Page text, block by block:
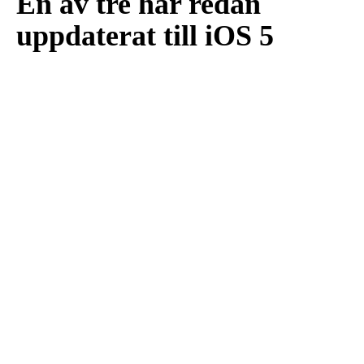
uppdaterat till iOS 5